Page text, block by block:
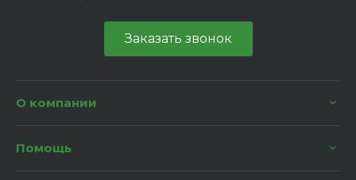
Заказать звонок
О компании
Помощь